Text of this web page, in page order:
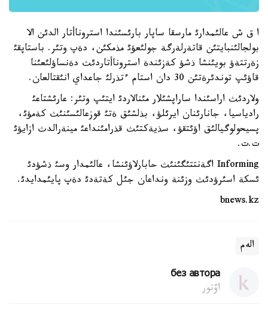
ا ق ش عالئمدارئ مارسقا ساپار بارئسئندا استروناأتار الدئن الا
بولجالئنبايتئن قاتةرلةرگة جولئعؤئ مذمكئن، دةپ وتئر. باستاپقئ
زةرتتةؤ بويئنشا ذشؤ كةزئندة استروناأتاردئث دةنساؤلئعئنا
قاؤئپ توندئرةتئن 30 دان استام ءتذرلئ جاعداي انئقتالعان.
ولاردئث اراسئندا ساراپشئلار مئنالاردئ ايتئپ وتئر: عارئشتاعئ
رادياسيا، جانارئنان ايرئلؤ، بذلشئق ةتئ قوزعالئسئنئث كةمؤئ،
پسيحولوگيالئق اؤئتقؤ، سذيةكتئث قذرامئنداعئ مينةرالدث ازايؤئ
ت.ت.
Informing اگةنتتئگئنئث حابارلاؤئنشا، عالئمدار وسئ ذشؤدئ
ئسكة اسئرؤدئث وزئنة ونداعان جئل كةتةدئ دةپ پايئمدايدئ.
bnews.kz
الەم
без автора
اۆتور